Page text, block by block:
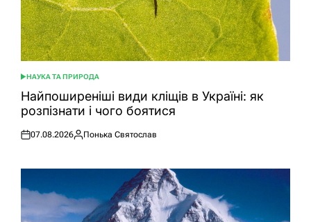
ОПУБЛІКУВАТИ
У
НАУКА ТА ПРИРОДА
Найпоширеніші види кліщів в Україні: як
розпізнати і чого боятися
Оприлюднено
07.08.2026
Опубліковано
Понька Святослав